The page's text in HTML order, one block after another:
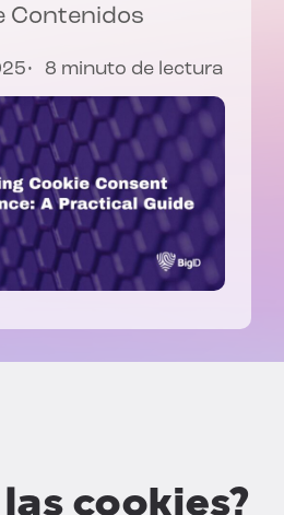
Contenidos
8 minuto de lectura
las cookies?